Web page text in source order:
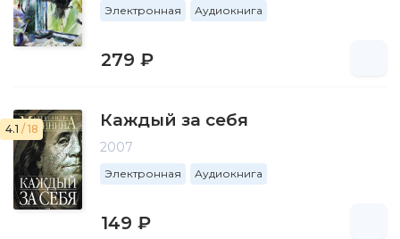
Электронная Аудиокнига
279 ₽
4.1 / 18 Каждый за себя
2007
Электронная Аудиокнига
149 ₽